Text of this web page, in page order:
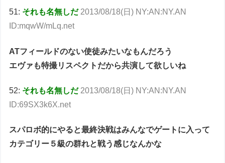
51: それも名無しだ 2013/08/18(日) NY:AN:NY.AN
ID:mqwW/mLq.net
ATフィールドのない使徒みたいなもんだろう
エヴァも特撮リスペクトだから共演して欲しいね
52: それも名無しだ 2013/08/18(日) NY:AN:NY.AN
ID:69SX3k6X.net
スパロボ的にやると最終決戦はみんなでゲートに入って
カテゴリー５級の群れと戦う感じなんかな